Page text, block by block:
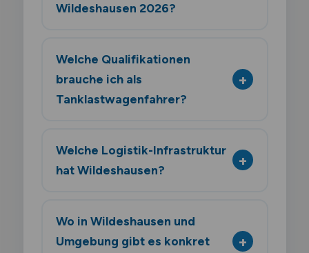
Wildeshausen 2026?
Welche Qualifikationen
brauche ich als
Tanklastwagenfahrer?
Welche Logistik-Infrastruktur
hat Wildeshausen?
Wo in Wildeshausen und
Umgebung gibt es konkret